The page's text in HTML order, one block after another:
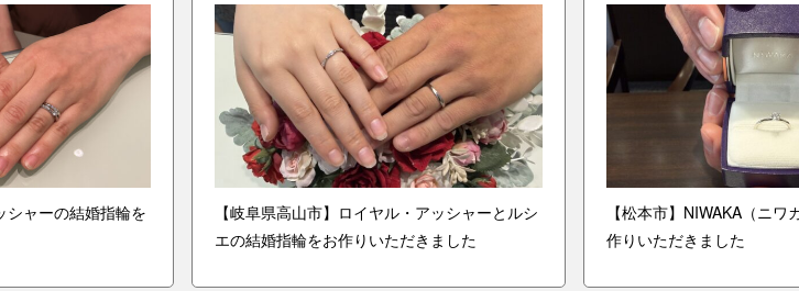
シャーの結婚指輪を
【岐阜県高山市】ロイヤル・アッシャーとルシ
エの結婚指輪をお作りいただきました
【松本市】NIWAKA（ニ
作りいただきました